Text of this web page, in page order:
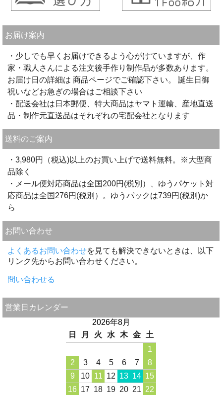
お届け案内
・少しでも早くお届けできるよう心がけていますが、作
家・職人さんによる注文後手作り制作品が多数あります。
お届け日の詳細は 商品ページでご確認下さい。 誕生日御
祝いなどお急ぎの場合はご相談下さい
・配送会社は日本郵便、特大商品はヤマト運輸、産地直送
品・制作元直送品はそれぞれの宅配会社となります
送料のご案内
・3,980円（税込)以上のお買い上げで送料無料。※大型商
品除く
・メール便対応商品は全国200円(税別）、ゆうパケット対
応商品は全国276円(税別）。ゆうパックは739円(税別)か
ら
お問い合わせ
よくあるお問い合わせを見ても解決できないときは、以下
リンク先からお問い合わせください。
問い合わせる
営業日カレンダー
2026年8月
日
月 火 水 木 金
土
1
2
3 4 5 6 7
8
9
10 11 12 13 14 15
16 17 18 19 20 21 22